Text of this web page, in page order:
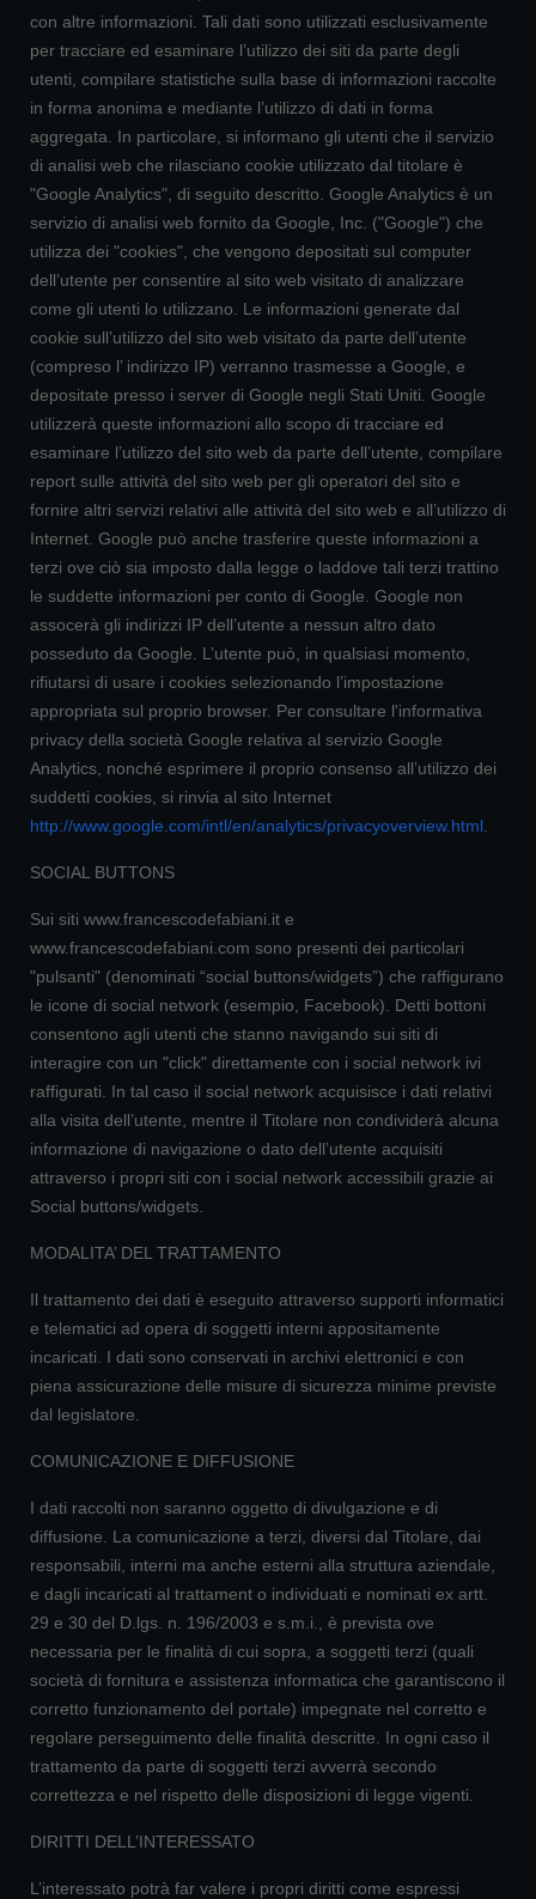
con altre informazioni. Tali dati sono utilizzati esclusivamente
per tracciare ed esaminare l’utilizzo dei siti da parte degli
utenti, compilare statistiche sulla base di informazioni raccolte
in forma anonima e mediante l’utilizzo di dati in forma
aggregata. In particolare, si informano gli utenti che il servizio
di analisi web che rilasciano cookie utilizzato dal titolare è
"Google Analytics", di seguito descritto. Google Analytics è un
servizio di analisi web fornito da Google, Inc. ("Google") che
utilizza dei "cookies", che vengono depositati sul computer
dell’utente per consentire al sito web visitato di analizzare
come gli utenti lo utilizzano. Le informazioni generate dal
cookie sull’utilizzo del sito web visitato da parte dell’utente
(compreso l’ indirizzo IP) verranno trasmesse a Google, e
depositate presso i server di Google negli Stati Uniti. Google
utilizzerà queste informazioni allo scopo di tracciare ed
esaminare l’utilizzo del sito web da parte dell’utente, compilare
report sulle attività del sito web per gli operatori del sito e
fornire altri servizi relativi alle attività del sito web e all’utilizzo di
Internet. Google può anche trasferire queste informazioni a
terzi ove ciò sia imposto dalla legge o laddove tali terzi trattino
le suddette informazioni per conto di Google. Google non
assocerà gli indirizzi IP dell’utente a nessun altro dato
posseduto da Google. L’utente può, in qualsiasi momento,
rifiutarsi di usare i cookies selezionando l’impostazione
appropriata sul proprio browser. Per consultare l'informativa
privacy della società Google relativa al servizio Google
Analytics, nonché esprimere il proprio consenso all’utilizzo dei
suddetti cookies, si rinvia al sito Internet
http://www.google.com/intl/en/analytics/privacyoverview.html
SOCIAL BUTTONS
Sui siti www.francescodefabiani.it e
www.francescodefabiani.com sono presenti dei particolari
"pulsanti" (denominati “social buttons/widgets”) che raffigurano
le icone di social network (esempio, Facebook). Detti bottoni
consentono agli utenti che stanno navigando sui siti di
interagire con un "click" direttamente con i social network ivi
raffigurati. In tal caso il social network acquisisce i dati relativi
alla visita dell’utente, mentre il Titolare non condividerà alcuna
informazione di navigazione o dato dell’utente acquisiti
attraverso i propri siti con i social network accessibili grazie ai
Social buttons/widgets.
MODALITA’ DEL TRATTAMENTO
Il trattamento dei dati è eseguito attraverso supporti informatici
e telematici ad opera di soggetti interni appositamente
incaricati. I dati sono conservati in archivi elettronici e con
piena assicurazione delle misure di sicurezza minime previste
dal legislatore.
COMUNICAZIONE E DIFFUSIONE
I dati raccolti non saranno oggetto di divulgazione e di
diffusione. La comunicazione a terzi, diversi dal Titolare, dai
responsabili, interni ma anche esterni alla struttura aziendale,
e dagli incaricati al trattament o individuati e nominati ex artt.
29 e 30 del D.lgs. n. 196/2003 e s.m.i., è prevista ove
necessaria per le finalità di cui sopra, a soggetti terzi (quali
società di fornitura e assistenza informatica che garantiscono il
corretto funzionamento del portale) impegnate nel corretto e
regolare perseguimento delle finalità descritte. In ogni caso il
trattamento da parte di soggetti terzi avverrà secondo
correttezza e nel rispetto delle disposizioni di legge vigenti.
DIRITTI DELL’INTERESSATO
L’interessato potrà far valere i propri diritti come espressi